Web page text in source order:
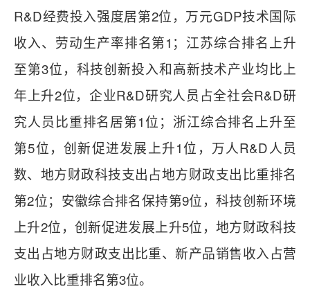
R&D经费投入强度居第2位，万元GDP技术国际
收入、劳动生产率排名第1；江苏综合排名上升
至第3位，科技创新投入和高新技术产业均比上
年上升2位，企业R&D研究人员占全社会R&D研
究人员比重排名居第1位；浙江综合排名上升至
第5位，创新促进发展上升1位，万人R&D人员
数、地方财政科技支出占地方财政支出比重排名
第2位；安徽综合排名保持第9位，科技创新环境
上升2位，创新促进发展上升5位，地方财政科技
支出占地方财政支出比重、新产品销售收入占营
业收入比重排名第3位。